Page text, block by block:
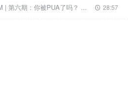
 28:57
| 第六期：你被PUA了吗？ ...